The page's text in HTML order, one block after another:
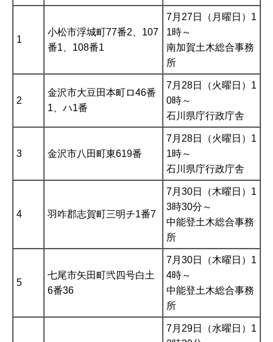
1
小松市浮城町77番2、107
番1、108番1
7月27日（月曜日）1
1時～
南加賀土木総合事務
所
2
金沢市大豆田本町ロ46番
1、ハ1番
7月28日（火曜日）1
0時～
石川県庁行政庁舎
3 金沢市八田町東619番
7月28日（火曜日）1
1時～
石川県庁行政庁舎
4 羽咋郡志賀町三明チ1番7
7月30日（木曜日）1
3時30分～
中能登土木総合事務
所
5
七尾市矢田町弐四号白土
6番36
7月30日（木曜日）1
4時～
中能登土木総合事務
所
7月29日（水曜日）1